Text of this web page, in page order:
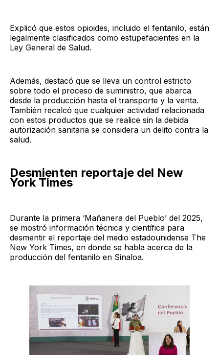
Explicó que estos opioides, incluido el fentanilo, están
legalmente clasificados como estupefacientes en la
Ley General de Salud.
Además, destacó que se lleva un control estricto
sobre todo el proceso de suministro, que abarca
desde la producción hasta el transporte y la venta.
También recalcó que cualquier actividad relacionada
con estos productos que se realice sin la debida
autorización sanitaria se considera un delito contra la
salud.
Desmienten reportaje del New
York Times
Durante la primera ‘Mañanera del Pueblo’ del 2025,
se mostró información técnica y científica para
desmentir el reportaje del medio estadounidense The
New York Times, en donde se habla acerca de la
producción del fentanilo en Sinaloa.